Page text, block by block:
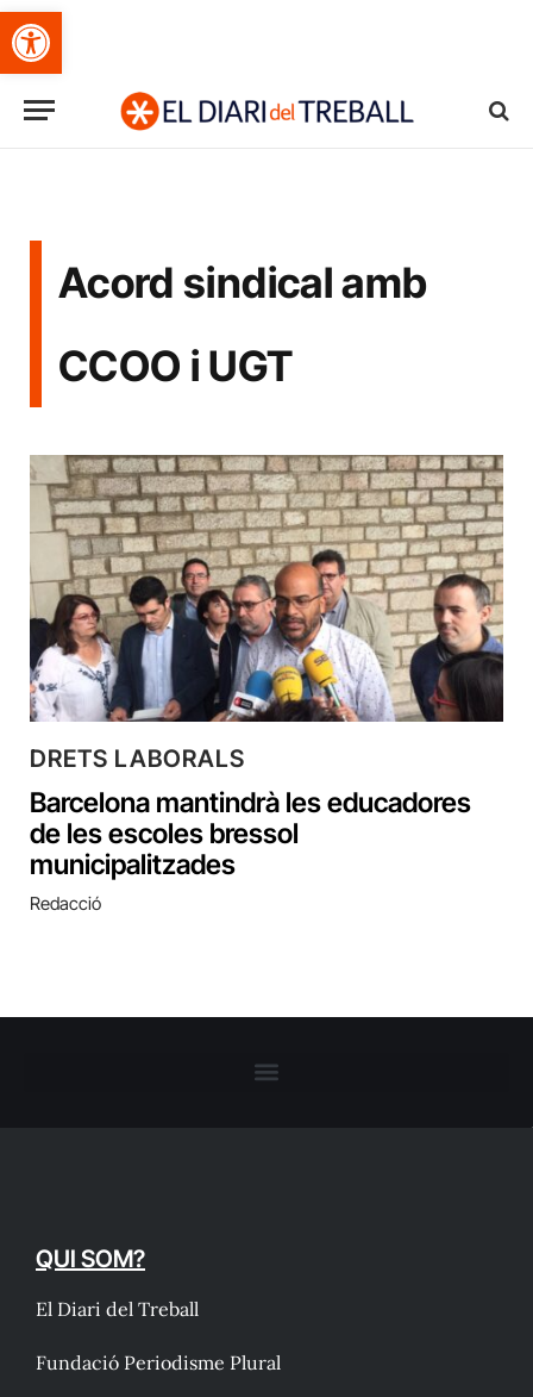
Obre la barra d'eines
Acord sindical amb
CCOO i UGT
DRETS LABORALS
Barcelona mantindrà les educadores
de les escoles bressol
municipalitzades
Redacció
QUI SOM?
El Diari del Treball
Fundació Periodisme Plural